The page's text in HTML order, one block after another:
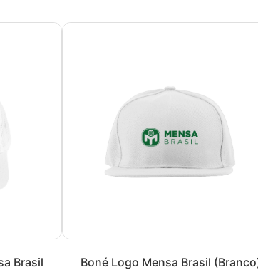
Brasil
Boné Logo Mensa Brasil